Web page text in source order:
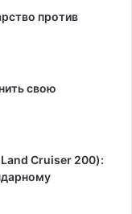
против
свою
Cruiser 200):